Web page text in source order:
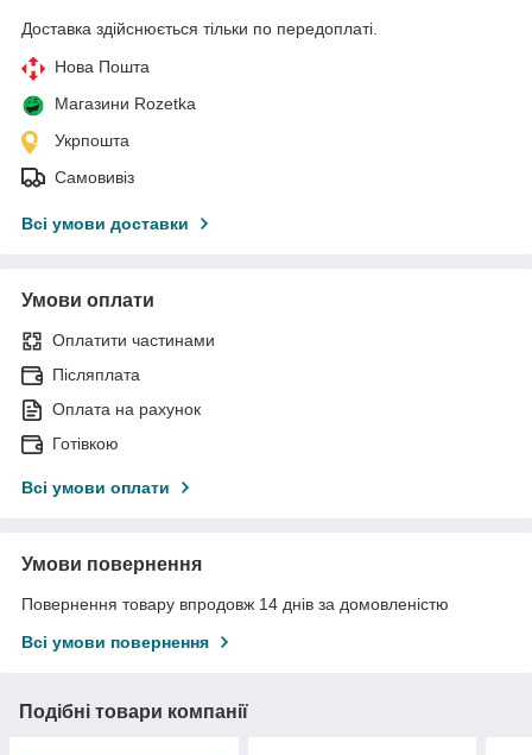
Доставка здійснюється тільки по передоплаті.
Нова Пошта
Магазини Rozetka
Укрпошта
Самовивіз
Всі умови доставки
Умови оплати
Оплатити частинами
Післяплата
Оплата на рахунок
Готівкою
Всі умови оплати
Умови повернення
Повернення товару впродовж 14 днів за домовленістю
Всі умови повернення
Подібні товари компанії